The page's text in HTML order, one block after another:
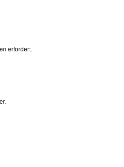
erfordert.